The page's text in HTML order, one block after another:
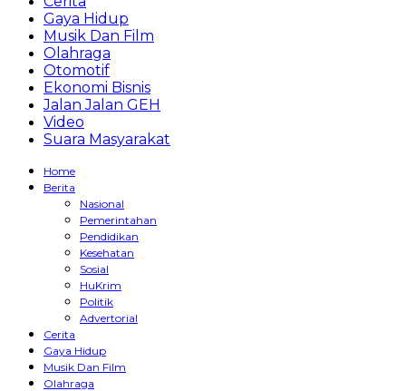
Gaya Hidup
Musik Dan Film
Olahraga
Otomotif
Ekonomi Bisnis
Jalan Jalan GEH
Video
Suara Masyarakat
Home
Berita
Nasional
Pemerintahan
Pendidikan
Kesehatan
Sosial
HuKrim
Politik
Advertorial
Cerita
Gaya Hidup
Musik Dan Film
Olahraga